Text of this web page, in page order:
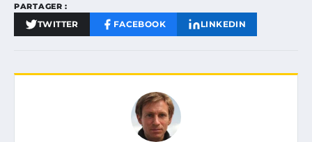
PARTAGER :
TWITTER FACEBOOK LINKEDIN